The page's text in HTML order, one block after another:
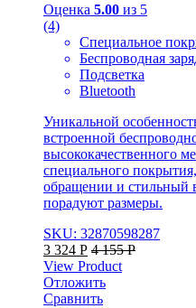
Оценка 5.00 из 5
(4)
Специальное
Беспроводная
Подсветка
Bluetooth
Уникальной
встроенной
высококачественного
специального
обращении и стильный
порадуют размеры.
SKU: 32870598287
3 324 Р 4 155Р
View Product
Отложить
Сравнить